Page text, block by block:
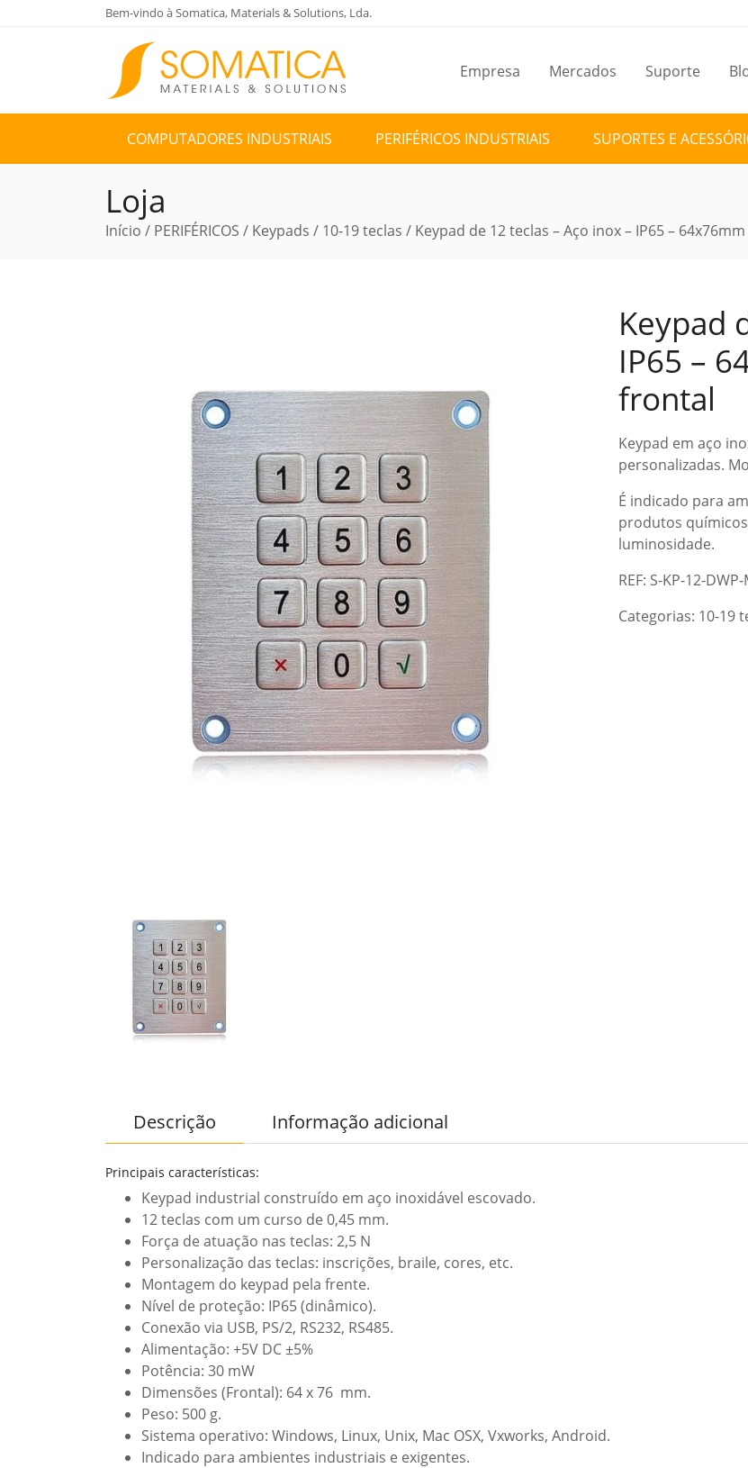
Bem-vindo à Somatica, Materials & Solutions, Lda.
Empresa Mercados Suporte
COMPUTADORES INDUSTRIAIS PERIFÉRICOS INDUSTRIAIS SUPORTES E
Loja
Início / PERIFÉRICOS / Keypads / 10-19 teclas / Keypad de 12 teclas – Aço inox – IP65 –
Keypad
IP65 –
frontal
Keypad em aço
personalizadas.
É indicado para
produtos
luminosidade.
REF: S-KP-12-DWP-
Categorias: 10-19
Descrição Informação adicional
Principais características:
Keypad industrial construído em aço inoxidável escovado.
12 teclas com um curso de 0,45 mm.
Força de atuação nas teclas: 2,5 N
Personalização das teclas: inscrições, braile, cores, etc.
Montagem do keypad pela frente.
Nível de proteção: IP65 (dinâmico).
Conexão via USB, PS/2, RS232, RS485.
Alimentação: +5V DC ±5%
Potência: 30 mW
Dimensões (Frontal): 64 x 76 mm.
Peso: 500 g.
Sistema operativo: Windows, Linux, Unix, Mac OSX, Vxworks, Android.
Indicado para ambientes industriais e exigentes.